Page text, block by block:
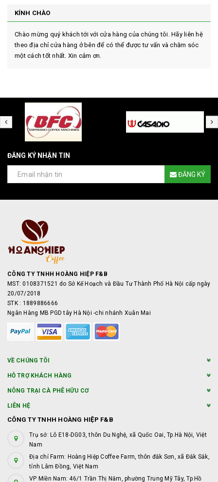
KÍNH CHÀO
Chào mừng quý khách tới với cửa hàng của chúng tôi. Hãy liên hệ
theo địa chỉ cửa hàng ở bên để có thể được tư vấn và chăm sóc
một cách tốt nhất. Xin cảm ơn.
ĐĂNG KÝ NHẬN TIN
ĐĂNG KÝ
CÔNG TY TNHH HOÀNG HIỆP F&B
MST: 0108371521 do Sở Kế Hoạch và Đầu Tư Thành Phố Hà Nội cấp ngày
20/07/2018
STK : 1889886666
Ngân Hàng MB PGD tây Hà Nội -chi nhánh Xuân Mai
VỀ CHÚNG TÔI
HỖ TRỢ KHÁCH HÀNG
NÔNG TRẠI CÀ PHÊ HỮU CƠ
LIÊN HỆ
CÔNG TY TNHH HOÀNG HIỆP F&B
Trụ sở: Lô E18-DG03, thôn Du Nghệ, xã Quốc Oai, Tp.Hà Nội, Việt
Nam
Địa chỉ Farm: Hoàng Hiệp Coffee Farm, thôn đắk Sơn, xã Đắk Sắk,
tỉnh Lâm Đồng, Việt Nam
VP Miền Nam: 46/1 Trần Thị Năm, phường Trung Mỹ Tây, Tp.Hồ